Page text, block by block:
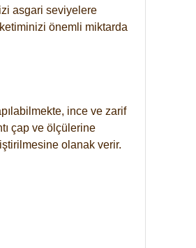
asgari seviyelere
önemli miktarda
ince ve zarif
çap ve ölçülerine
olanak verir.